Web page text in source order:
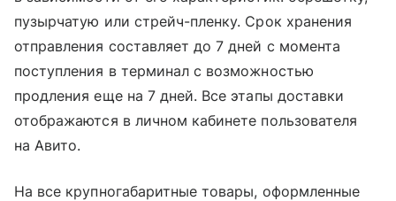
пузырчатую или стрейч-пленку. Срок хранения
отправления составляет до 7 дней с момента
поступления в терминал с возможностью
продления еще на 7 дней. Все этапы доставки
отображаются в личном кабинете пользователя
на Авито.
На все крупногабаритные товары, оформленные